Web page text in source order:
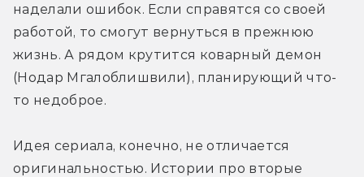
наделали ошибок. Если справятся со своей
работой, то смогут вернуться в прежнюю
жизнь. А рядом крутится коварный демон
(Нодар Мгалоблишвили), планирующий что-
то недоброе.
Идея сериала, конечно, не отличается
оригинальностью. Истории про вторые